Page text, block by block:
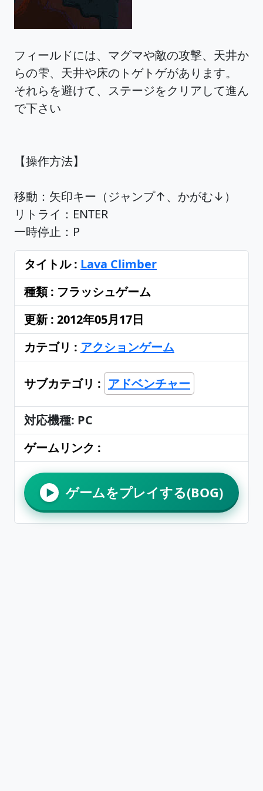
フィールドには、マグマや敵の攻撃、天井か
らの雫、天井や床のトゲトゲがあります。
それらを避けて、ステージをクリアして進ん
で下さい
【操作方法】
移動：矢印キー（ジャンプ↑、かがむ↓）
リトライ：ENTER
一時停止：P
タイトル : Lava Climber
種類 : フラッシュゲーム
更新 : 2012年05月17日
カテゴリ : アクションゲーム
サブカテゴリ : アドベンチャー
対応機種: PC
ゲームリンク :
▶ ゲームをプレイする(BOG)